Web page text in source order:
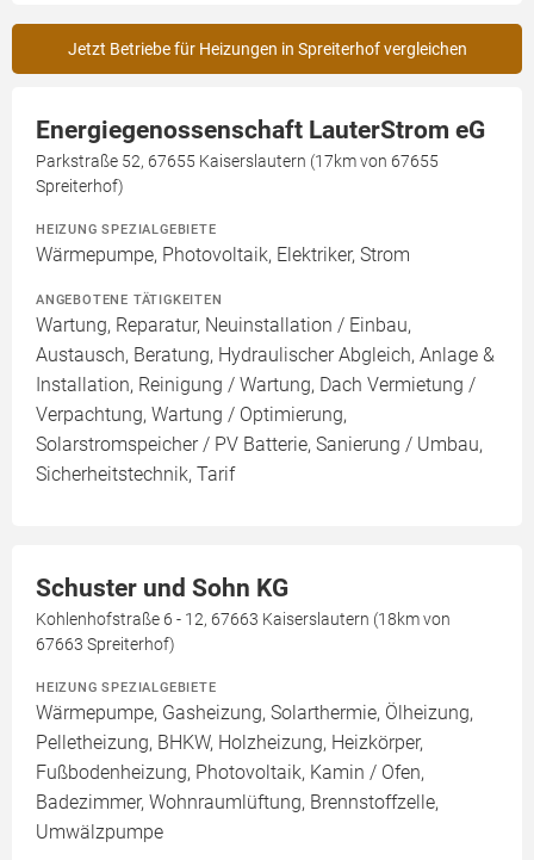
Jetzt Betriebe für Heizungen in Spreiterhof vergleichen
Energiegenossenschaft LauterStrom eG
Parkstraße 52, 67655 Kaiserslautern (17km von 67655
Spreiterhof)
HEIZUNG SPEZIALGEBIETE
Wärmepumpe, Photovoltaik, Elektriker, Strom
ANGEBOTENE TÄTIGKEITEN
Wartung, Reparatur, Neuinstallation / Einbau,
Austausch, Beratung, Hydraulischer Abgleich, Anlage &
Installation, Reinigung / Wartung, Dach Vermietung /
Verpachtung, Wartung / Optimierung,
Solarstromspeicher / PV Batterie, Sanierung / Umbau,
Sicherheitstechnik, Tarif
Schuster und Sohn KG
Kohlenhofstraße 6 - 12, 67663 Kaiserslautern (18km von
67663 Spreiterhof)
HEIZUNG SPEZIALGEBIETE
Wärmepumpe, Gasheizung, Solarthermie, Ölheizung,
Pelletheizung, BHKW, Holzheizung, Heizkörper,
Fußbodenheizung, Photovoltaik, Kamin / Ofen,
Badezimmer, Wohnraumlüftung, Brennstoffzelle,
Umwälzpumpe